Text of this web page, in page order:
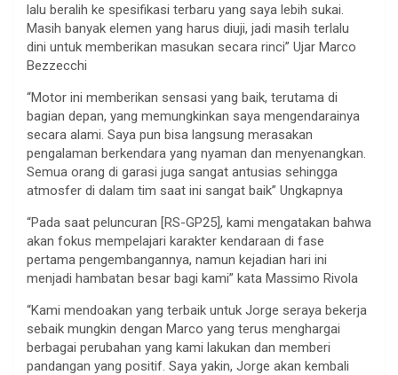
lalu beralih ke spesifikasi terbaru yang saya lebih sukai.
Masih banyak elemen yang harus diuji, jadi masih terlalu
dini untuk memberikan masukan secara rinci” Ujar Marco
Bezzecchi
“Motor ini memberikan sensasi yang baik, terutama di
bagian depan, yang memungkinkan saya mengendarainya
secara alami. Saya pun bisa langsung merasakan
pengalaman berkendara yang nyaman dan menyenangkan.
Semua orang di garasi juga sangat antusias sehingga
atmosfer di dalam tim saat ini sangat baik” Ungkapnya
“Pada saat peluncuran [RS-GP25], kami mengatakan bahwa
akan fokus mempelajari karakter kendaraan di fase
pertama pengembangannya, namun kejadian hari ini
menjadi hambatan besar bagi kami” kata Massimo Rivola
“Kami mendoakan yang terbaik untuk Jorge seraya bekerja
sebaik mungkin dengan Marco yang terus menghargai
berbagai perubahan yang kami lakukan dan memberi
pandangan yang positif. Saya yakin, Jorge akan kembali